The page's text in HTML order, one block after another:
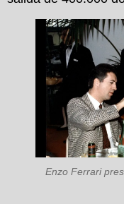
Enzo Ferrari